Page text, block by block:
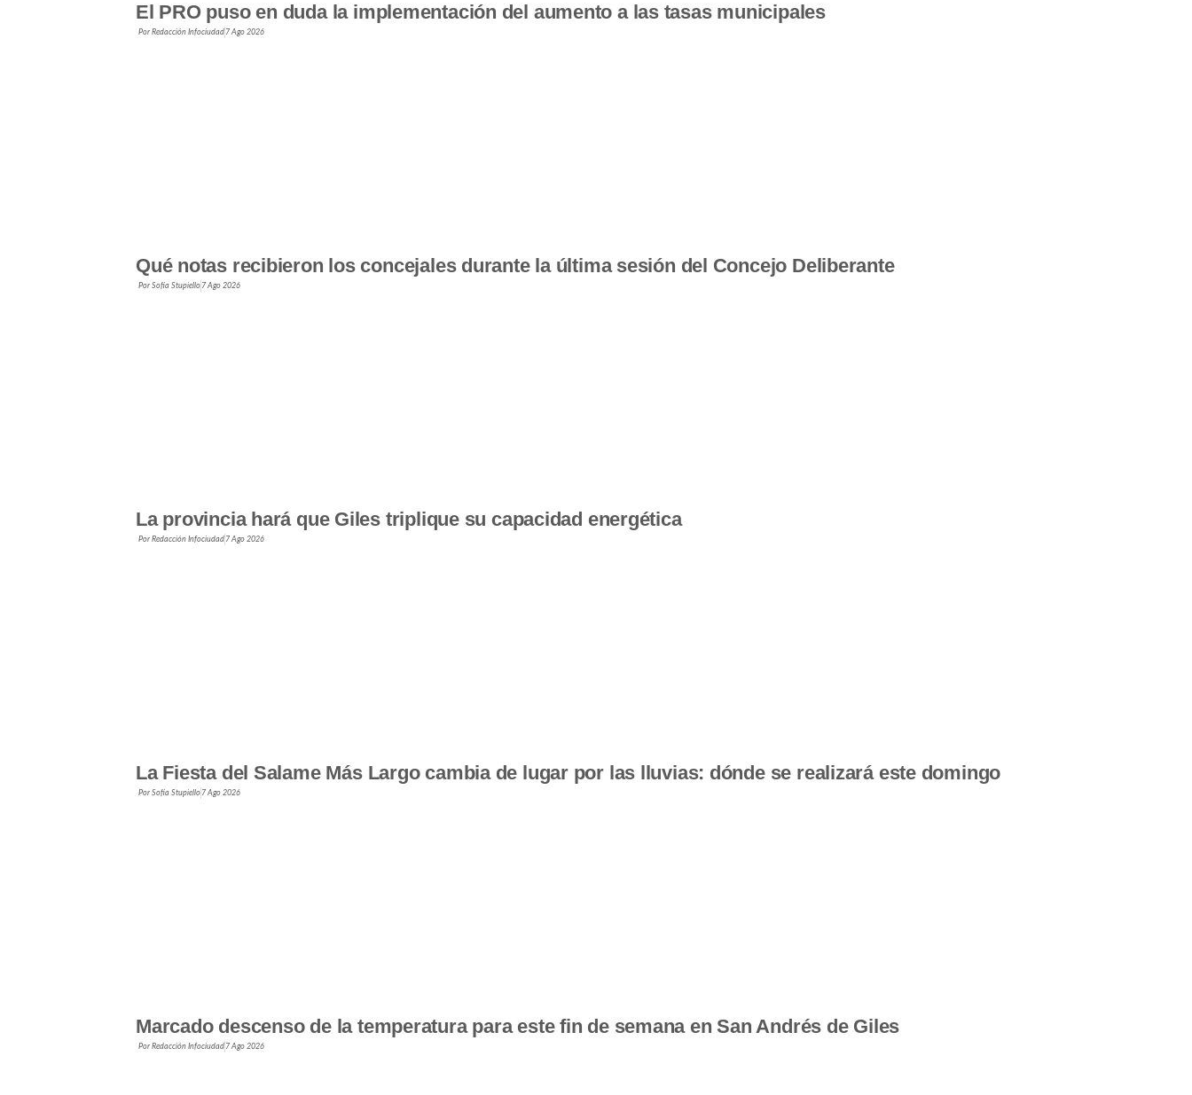
El PRO puso en duda la implementación del aumento a las tasas municipales
Por Redacción Infociudad 7 Ago 2026
Qué notas recibieron los concejales durante la última sesión del Concejo Deliberante
Por Sofía Stupiello 7 Ago 2026
La provincia hará que Giles triplique su capacidad energética
Por Redacción Infociudad 7 Ago 2026
La Fiesta del Salame Más Largo cambia de lugar por las lluvias: dónde se realizará este domingo
Por Sofía Stupiello 7 Ago 2026
Marcado descenso de la temperatura para este fin de semana en San Andrés de Giles
Por Redacción Infociudad 7 Ago 2026